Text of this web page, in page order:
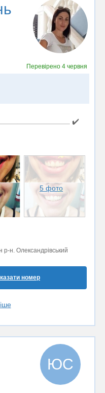
Перевірено 4 червня
✔️
5 фото
р-н. Олександрівський
номер
ЮС